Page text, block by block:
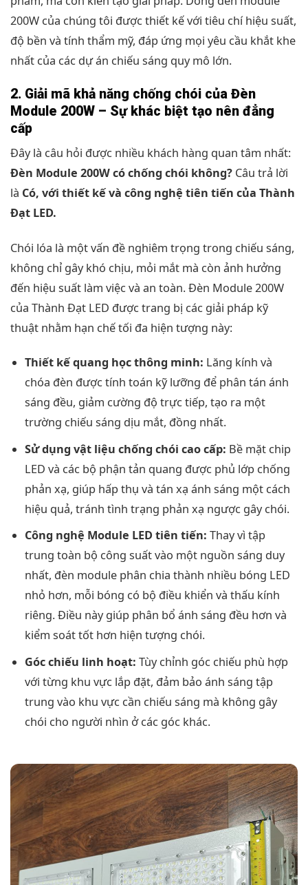
200W của chúng tôi được thiết kế với tiêu chí hiệu suất,
độ bền và tính thẩm mỹ, đáp ứng mọi yêu cầu khắt khe
nhất của các dự án chiếu sáng quy mô lớn.
2. Giải mã khả năng chống chói của Đèn
Module 200W – Sự khác biệt tạo nên đẳng
cấp
Đây là câu hỏi được nhiều khách hàng quan tâm nhất:
Đèn Module 200W có chống chói không? Câu trả lời
là Có, với thiết kế và công nghệ tiên tiến của Thành
Đạt LED.
Chói lóa là một vấn đề nghiêm trọng trong chiếu sáng,
không chỉ gây khó chịu, mỏi mắt mà còn ảnh hưởng
đến hiệu suất làm việc và an toàn. Đèn Module 200W
của Thành Đạt LED được trang bị các giải pháp kỹ
thuật nhằm hạn chế tối đa hiện tượng này:
Thiết kế quang học thông minh: Lăng kính và
chóa đèn được tính toán kỹ lưỡng để phân tán ánh
sáng đều, giảm cường độ trực tiếp, tạo ra một
trường chiếu sáng dịu mắt, đồng nhất.
Sử dụng vật liệu chống chói cao cấp: Bề mặt chip
LED và các bộ phận tản quang được phủ lớp chống
phản xạ, giúp hấp thụ và tán xạ ánh sáng một cách
hiệu quả, tránh tình trạng phản xạ ngược gây chói.
Công nghệ Module LED tiên tiến: Thay vì tập
trung toàn bộ công suất vào một nguồn sáng duy
nhất, đèn module phân chia thành nhiều bóng LED
nhỏ hơn, mỗi bóng có bộ điều khiển và thấu kính
riêng. Điều này giúp phân bổ ánh sáng đều hơn và
kiểm soát tốt hơn hiện tượng chói.
Góc chiếu linh hoạt: Tùy chỉnh góc chiếu phù hợp
với từng khu vực lắp đặt, đảm bảo ánh sáng tập
trung vào khu vực cần chiếu sáng mà không gây
chói cho người nhìn ở các góc khác.